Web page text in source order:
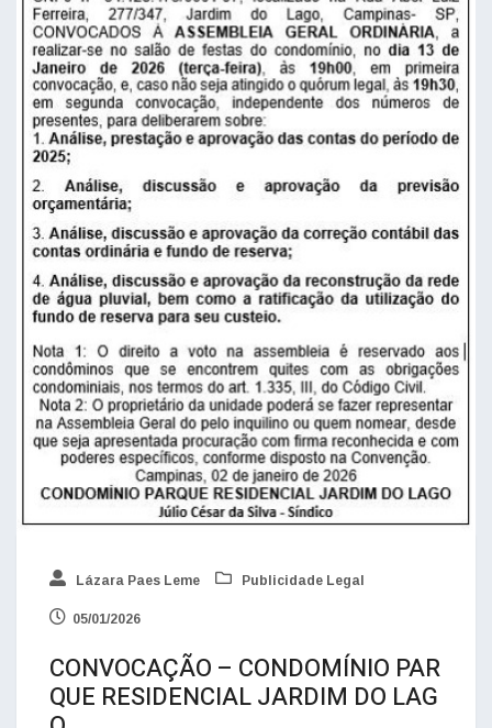
Lázara Paes Leme Publicidade Legal
05/01/2026
CONVOCAÇÃO – CONDOMÍNIO PAR
QUE RESIDENCIAL JARDIM DO LAG